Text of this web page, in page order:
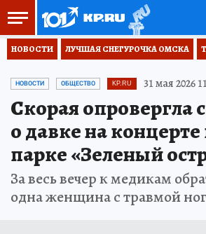
НОВОСТИ ЛУЧШАЯ СНЕГУРОЧКА ОМСКА
НОВОСТИ ОБЩЕСТВО KP.RU 31 мая 2026
Скорая опровергла
о давке на
парке «Зеленый
За весь вечер к медикам
одна женщина с травмой